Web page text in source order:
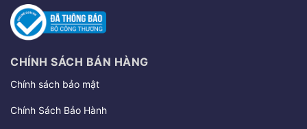
CHÍNH SÁCH BÁN HÀNG
Chính sách bảo mật
Chính Sách Bảo Hành